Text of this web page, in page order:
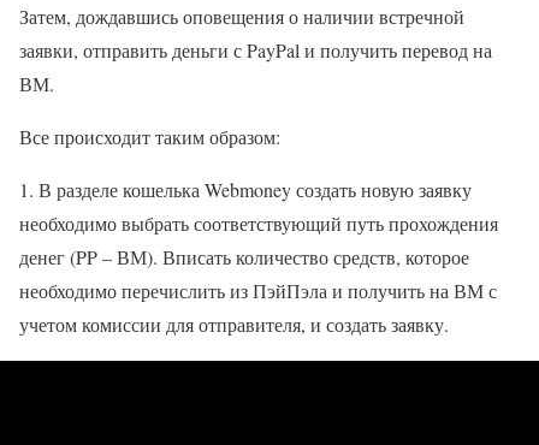
Затем, дождавшись оповещения о наличии встречной
заявки, отправить деньги с PayPal и получить перевод на
ВМ.
Все происходит таким образом:
1. В разделе кошелька Webmoney создать новую заявку
необходимо выбрать соответствующий путь прохождения
денег (PP – ВМ). Вписать количество средств, которое
необходимо перечислить из ПэйПэла и получить на ВМ с
учетом комиссии для отправителя, и создать заявку.